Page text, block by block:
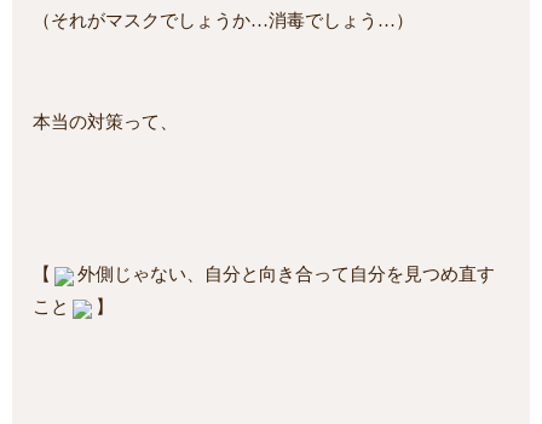
（それがマスクでしょうか…消毒でしょう…）
本当の対策って、
【
外側じゃない、自分と向き合って自分を見つめ直す
こと
】